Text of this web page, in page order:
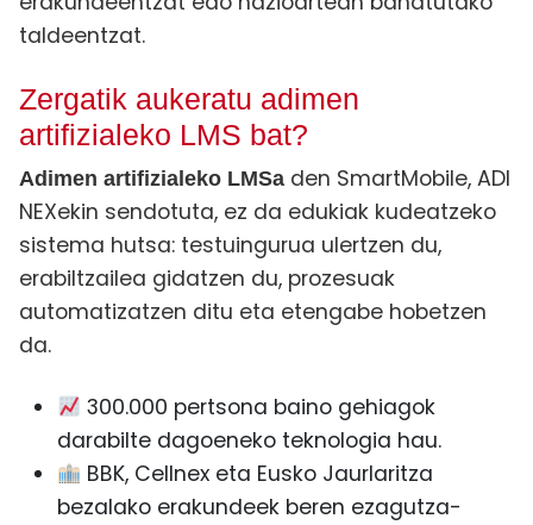
taldeentzat.
Zergatik aukeratu adimen
artifizialeko LMS bat?
Adimen artifizialeko LMSa den SmartMobile, ADI
NEXekin sendotuta, ez da edukiak kudeatzeko
sistema hutsa: testuingurua ulertzen du,
erabiltzailea gidatzen du, prozesuak
automatizatzen ditu eta etengabe hobetzen
da.
300.000 pertsona baino gehiagok
darabilte dagoeneko teknologia hau.
BBK, Cellnex eta Eusko Jaurlaritza
bezalako erakundeek beren ezagutza-